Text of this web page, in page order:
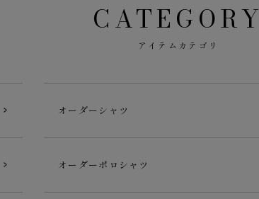
CATEGORY
アイテムカテゴリ
オーダーシャツ
オーダーポロシャツ